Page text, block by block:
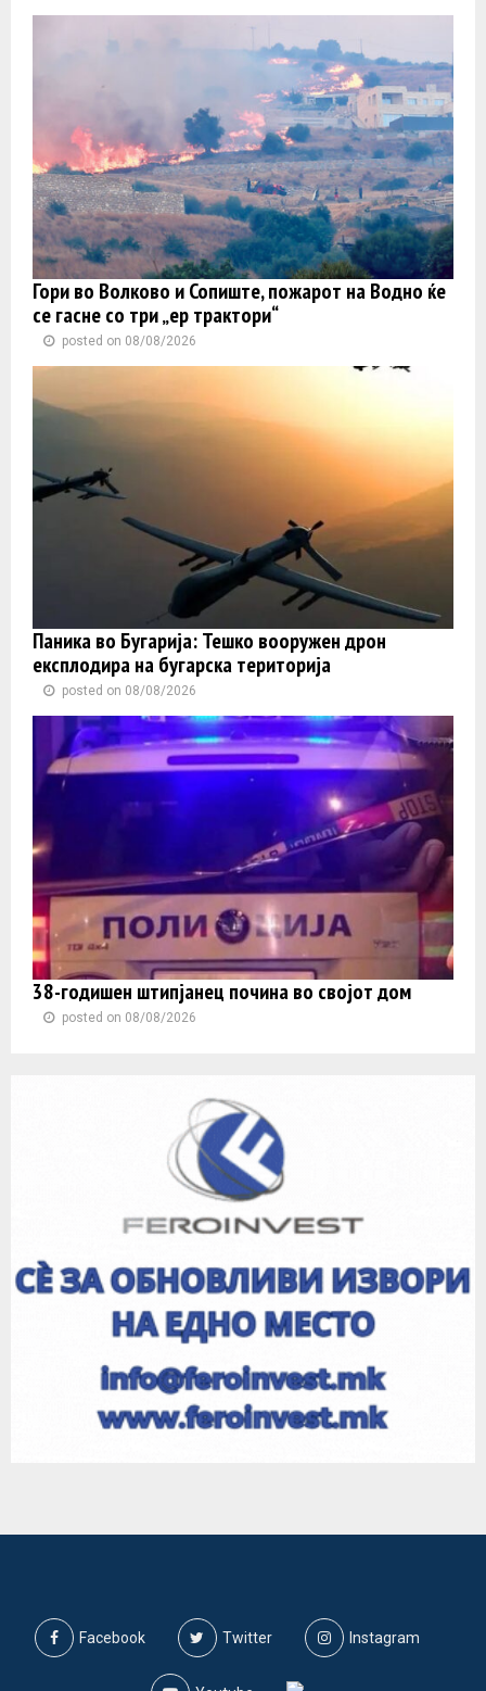
Гори во Волково и Сопиште, пожарот на Водно ќе
се гасне со три „ер трактори“
posted on 08/08/2026
Паника во Бугарија: Тешко вооружен дрон
експлодира на бугарска територија
posted on 08/08/2026
38-годишен штипјанец почина во својот дом
posted on 08/08/2026
Facebook Twitter Instagram